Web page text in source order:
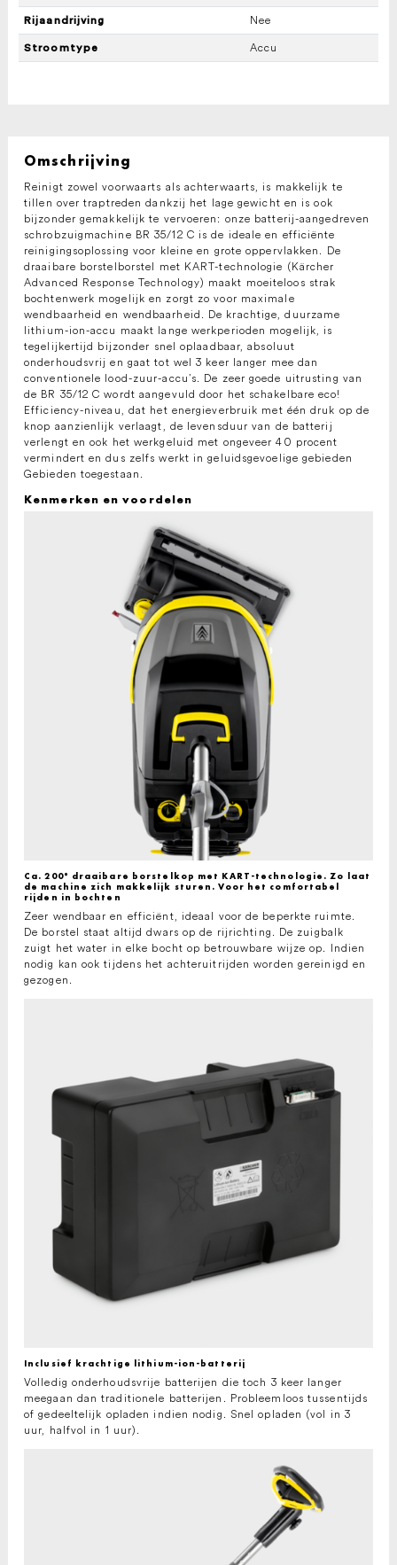
Rijaandrijving Nee
Stroomtype Accu
Omschrijving
Reinigt zowel voorwaarts als achterwaarts, is makkelijk te
tillen over traptreden dankzij het lage gewicht en is ook
bijzonder gemakkelijk te vervoeren: onze batterij-aangedreven
schrobzuigmachine BR 35/12 C is de ideale en efficiënte
reinigingsoplossing voor kleine en grote oppervlakken. De
draaibare borstelborstel met KART-technologie (Kärcher
Advanced Response Technology) maakt moeiteloos strak
bochtenwerk mogelijk en zorgt zo voor maximale
wendbaarheid en wendbaarheid. De krachtige, duurzame
lithium-ion-accu maakt lange werkperioden mogelijk, is
tegelijkertijd bijzonder snel oplaadbaar, absoluut
onderhoudsvrij en gaat tot wel 3 keer langer mee dan
conventionele lood-zuur-accu’s. De zeer goede uitrusting van
de BR 35/12 C wordt aangevuld door het schakelbare eco!
Efficiency-niveau, dat het energieverbruik met één druk op de
knop aanzienlijk verlaagt, de levensduur van de batterij
verlengt en ook het werkgeluid met ongeveer 40 procent
vermindert en dus zelfs werkt in geluidsgevoelige gebieden
Gebieden toegestaan.
Kenmerken en voordelen
Ca. 200° draaibare borstelkop met KART-technologie. Zo laat
de machine zich makkelijk sturen. Voor het comfortabel
rijden in bochten
Zeer wendbaar en efficiënt, ideaal voor de beperkte ruimte.
De borstel staat altijd dwars op de rijrichting. De zuigbalk
zuigt het water in elke bocht op betrouwbare wijze op. Indien
nodig kan ook tijdens het achteruitrijden worden gereinigd en
gezogen.
Inclusief krachtige lithium-ion-batterij
Volledig onderhoudsvrije batterijen die toch 3 keer langer
meegaan dan traditionele batterijen. Probleemloos tussentijds
of gedeeltelijk opladen indien nodig. Snel opladen (vol in 3
uur, halfvol in 1 uur).